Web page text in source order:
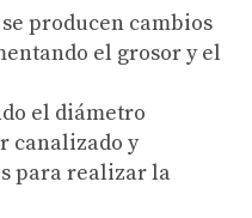
producen cambios
el grosor y el
el diámetro
canalizado y
para realizar la